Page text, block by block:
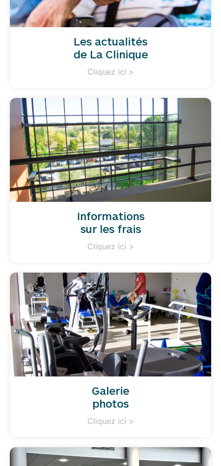
Les actualités
de La Clinique
Cliquez ici >
Informations
sur les frais
Cliquez ici >
Galerie
photos
Cliquez ici >